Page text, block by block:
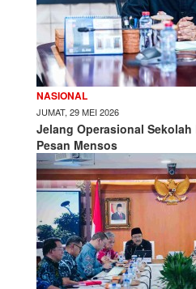
NASIONAL
JUMAT, 29 MEI 2026
Jelang Operasional Sekolah
Pesan Mensos